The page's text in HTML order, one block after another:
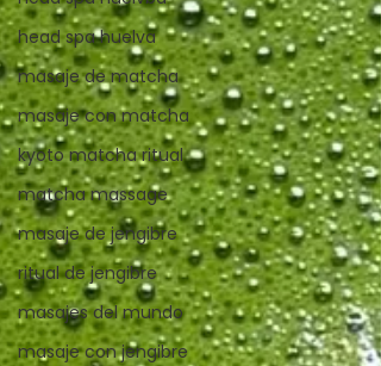
head spa huelva
masaje de matcha
masaje con matcha
kyoto matcha ritual
matcha massage
masaje de jengibre
ritual de jengibre
masajes del mundo
masaje con jengibre